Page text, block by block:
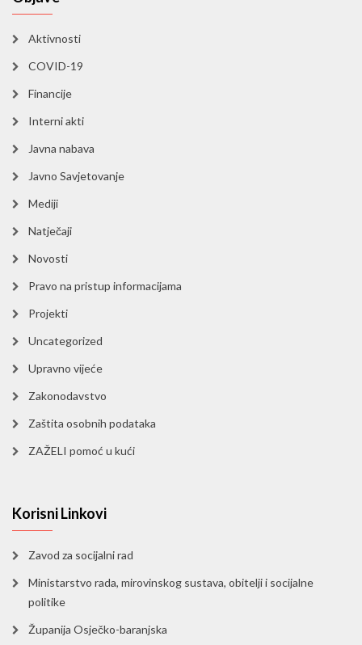
Aktivnosti
COVID-19
Financije
Interni akti
Javna nabava
Javno Savjetovanje
Mediji
Natječaji
Novosti
Pravo na pristup informacijama
Projekti
Uncategorized
Upravno vijeće
Zakonodavstvo
Zaštita osobnih podataka
ZAŽELI pomoć u kući
Korisni Linkovi
Zavod za socijalni rad
Ministarstvo rada, mirovinskog sustava, obitelji i socijalne
politike
Županija Osječko-baranjska